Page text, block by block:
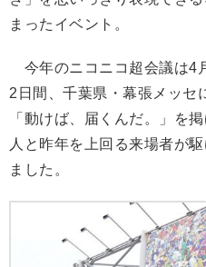
まったイベント。
今年のニコニコ超会議は4
2日間、千葉県・幕張メッセ
「動けば、届くんだ。」を
人と昨年を上回る来場者が
ました。